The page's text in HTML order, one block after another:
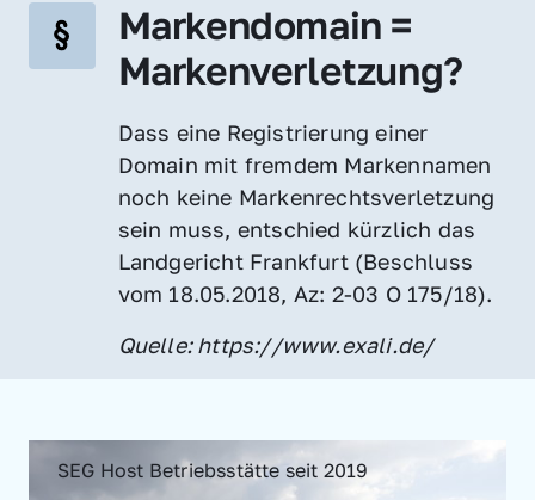
Markendomain =
Markenverletzung?
Dass eine Registrierung einer
Domain mit fremdem Markennamen
noch keine Markenrechtsverletzung
sein muss, entschied kürzlich das
Landgericht Frankfurt (Beschluss
vom 18.05.2018, Az: 2-03 O 175/18).
Quelle: https://www.exali.de/
SEG Host Betriebsstätte seit 2019